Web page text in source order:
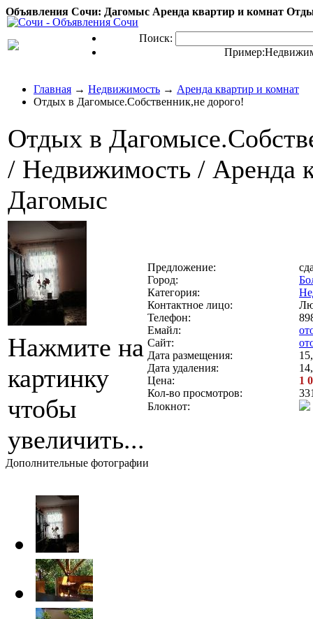
Объявления Сочи: Дагомыс Аренда квартир и комнат
Поиск:
Пример:
Главная → Недвижимость → Аренда квартир и комнат
Отдых в Дагомысе.Собственник,не дорого!
Отдых в
/ Недвижимость / Аренда
Дагомыс
Нажмите на
картинку
чтобы
увеличить...
Предложение:
Город:
Категория:
Контактное лицо:
Телефон:
Емайл:
Сайт:
Дата размещения:
Дата удаления:
Цена:
1
Кол-во просмотров:
Блокнот:
Дополнительные фотографии